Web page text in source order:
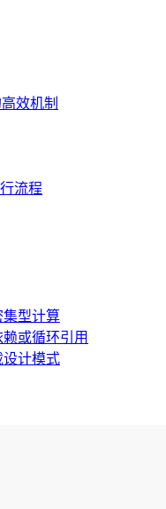
效机制
流程
集型计算
或循环引用
设计模式